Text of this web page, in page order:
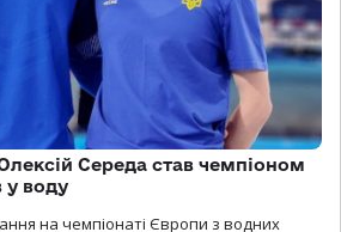
Середа став чемпіоном
у воду
на чемпіонаті Європи з водних